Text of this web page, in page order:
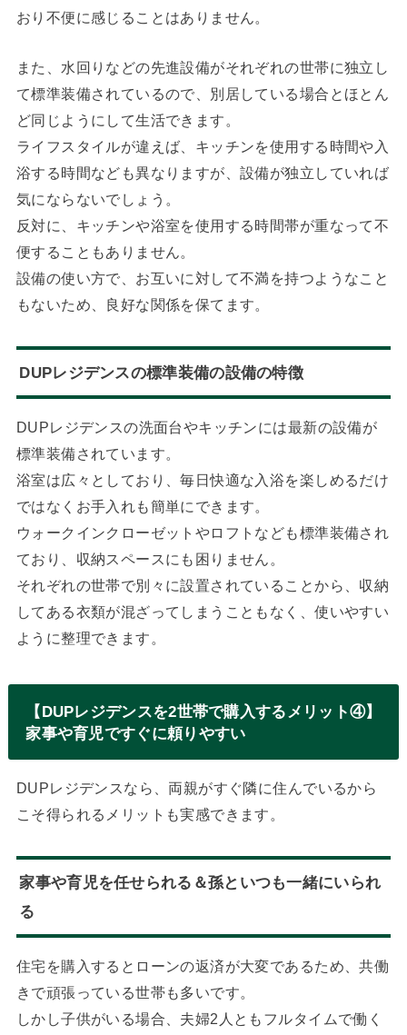
おり不便に感じることはありません。
また、水回りなどの先進設備がそれぞれの世帯に独立し
て標準装備されているので、別居している場合とほとん
ど同じようにして生活できます。
ライフスタイルが違えば、キッチンを使用する時間や入
浴する時間なども異なりますが、設備が独立していれば
気にならないでしょう。
反対に、キッチンや浴室を使用する時間帯が重なって不
便することもありません。
設備の使い方で、お互いに対して不満を持つようなこと
もないため、良好な関係を保てます。
DUPレジデンスの標準装備の設備の特徴
DUPレジデンスの洗面台やキッチンには最新の設備が
標準装備されています。
浴室は広々としており、毎日快適な入浴を楽しめるだけ
ではなくお手入れも簡単にできます。
ウォークインクローゼットやロフトなども標準装備され
ており、収納スペースにも困りません。
それぞれの世帯で別々に設置されていることから、収納
してある衣類が混ざってしまうこともなく、使いやすい
ように整理できます。
【DUPレジデンスを2世帯で購入するメリット④】
家事や育児ですぐに頼りやすい
DUPレジデンスなら、両親がすぐ隣に住んでいるから
こそ得られるメリットも実感できます。
家事や育児を任せられる＆孫といつも一緒にいられ
る
住宅を購入するとローンの返済が大変であるため、共働
きで頑張っている世帯も多いです。
しかし子供がいる場合、夫婦2人ともフルタイムで働く